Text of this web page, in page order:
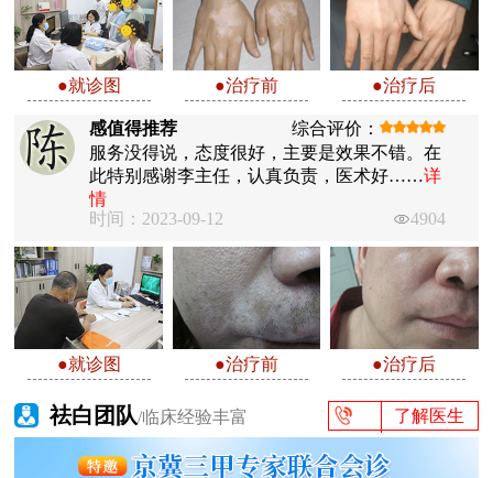
●就诊图 ●治疗前 ●治疗后
感值得推荐
综合评价：
服务没得说，态度很好，主要是效果不错。在
此特别感谢李主任，认真负责，医术好……详
情
时间：2023-09-12
4904
●就诊图 ●治疗前 ●治疗后
祛白团队/临床经验丰富 了解医生